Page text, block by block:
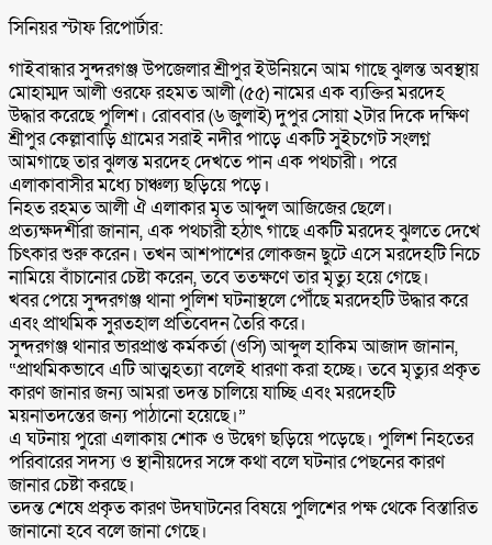
সিনিয়র স্টাফ রিপোর্টার:
গাইবান্ধার সুন্দরগঞ্জ উপজেলার শ্রীপুর ইউনিয়নে আম গাছে ঝুলন্ত অবস্থায়
মোহাম্মদ আলী ওরফে রহমত আলী (৫৫) নামের এক ব্যক্তির মরদেহ
উদ্ধার করেছে পুলিশ। রোববার (৬ জুলাই) দুপুর সোয়া ২টার দিকে দক্ষিণ
শ্রীপুর কেল্লাবাড়ি গ্রামের সরাই নদীর পাড়ে একটি সুইচগেট সংলগ্ন
আমগাছে তার ঝুলন্ত মরদেহ দেখতে পান এক পথচারী। পরে
এলাকাবাসীর মধ্যে চাঞ্চল্য ছড়িয়ে পড়ে।
নিহত রহমত আলী ঐ এলাকার মৃত আব্দুল আজিজের ছেলে।
প্রত্যক্ষদর্শীরা জানান, এক পথচারী হঠাৎ গাছে একটি মরদেহ ঝুলতে দেখে
চিৎকার শুরু করেন। তখন আশপাশের লোকজন ছুটে এসে মরদেহটি নিচে
নামিয়ে বাঁচানোর চেষ্টা করেন, তবে ততক্ষণে তার মৃত্যু হয়ে গেছে।
খবর পেয়ে সুন্দরগঞ্জ থানা পুলিশ ঘটনাস্থলে পৌঁছে মরদেহটি উদ্ধার করে
এবং প্রাথমিক সুরতহাল প্রতিবেদন তৈরি করে।
সুন্দরগঞ্জ থানার ভারপ্রাপ্ত কর্মকর্তা (ওসি) আব্দুল হাকিম আজাদ জানান,
“প্রাথমিকভাবে এটি আত্মহত্যা বলেই ধারণা করা হচ্ছে। তবে মৃত্যুর প্রকৃত
কারণ জানার জন্য আমরা তদন্ত চালিয়ে যাচ্ছি এবং মরদেহটি
ময়নাতদন্তের জন্য পাঠানো হয়েছে।”
এ ঘটনায় পুরো এলাকায় শোক ও উদ্বেগ ছড়িয়ে পড়েছে। পুলিশ নিহতের
পরিবারের সদস্য ও স্থানীয়দের সঙ্গে কথা বলে ঘটনার পেছনের কারণ
জানার চেষ্টা করছে।
তদন্ত শেষে প্রকৃত কারণ উদঘাটনের বিষয়ে পুলিশের পক্ষ থেকে বিস্তারিত
জানানো হবে বলে জানা গেছে।